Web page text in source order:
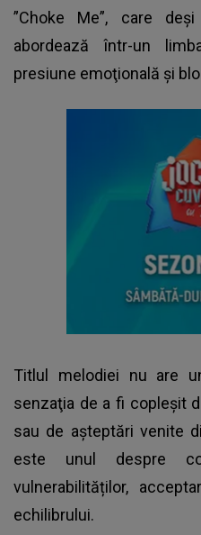
”Choke Me”, care
abordează într-un
presiune emoţională şi
Titlul melodiei nu are
senzaţia de a fi copleşit
sau de aşteptări venite
este unul despre
vulnerabilităților,
echilibrului.